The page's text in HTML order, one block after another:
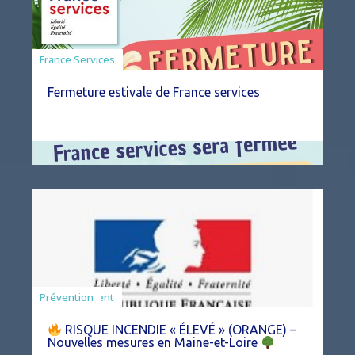
France Services
Fermeture estivale de France services
Agriculture
Arrêté
Environnement
Prévention
RISQUE INCENDIE « ÉLEVÉ » (ORANGE) –
Nouvelles mesures en Maine-et-Loire